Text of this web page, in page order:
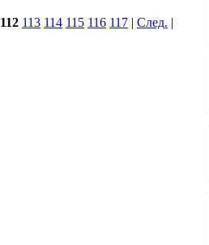
112 113 114 115 116 117 | След. |